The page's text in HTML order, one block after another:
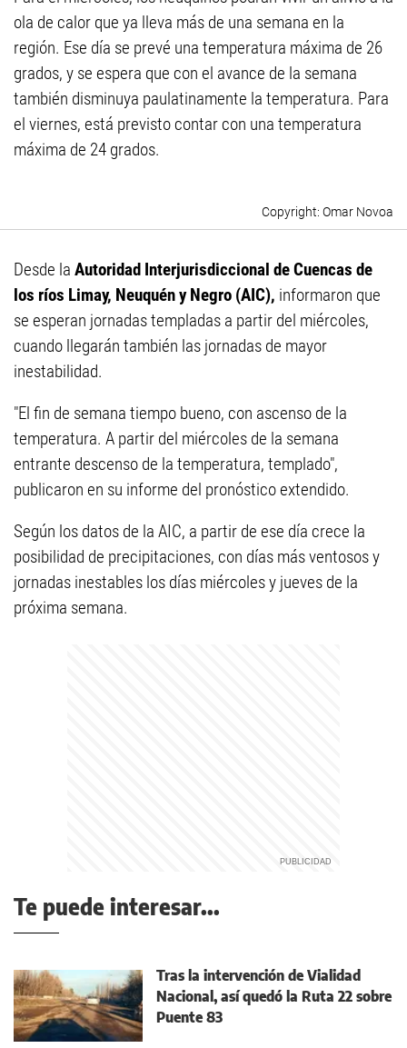
ola de calor que ya lleva más de una semana en la
región. Ese día se prevé una temperatura máxima de 26
grados, y se espera que con el avance de la semana
también disminuya paulatinamente la temperatura. Para
el viernes, está previsto contar con una temperatura
máxima de 24 grados.
Omar Novoa
Desde la Autoridad Interjurisdiccional de Cuencas de
los ríos Limay, Neuquén y Negro (AIC), informaron que
se esperan jornadas templadas a partir del miércoles,
cuando llegarán también las jornadas de mayor
inestabilidad.
"El fin de semana tiempo bueno, con ascenso de la
temperatura. A partir del miércoles de la semana
entrante descenso de la temperatura, templado",
publicaron en su informe del pronóstico extendido.
Según los datos de la AIC, a partir de ese día crece la
posibilidad de precipitaciones, con días más ventosos y
jornadas inestables los días miércoles y jueves de la
próxima semana.
Te puede interesar...
Tras la intervención de Vialidad
Nacional, así quedó la Ruta 22 sobre
Puente 83